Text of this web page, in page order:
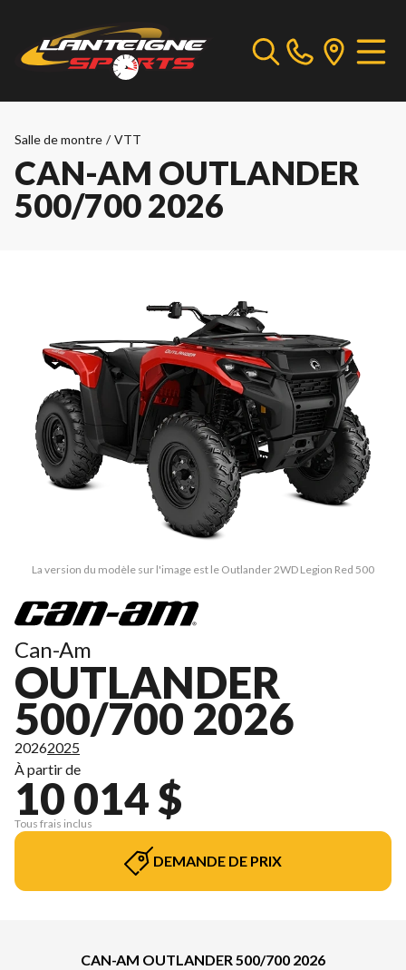
Salle de montre / VTT
CAN-AM OUTLANDER
500/700 2026
La version du modèle sur l'image est le Outlander 2WD Legion Red 500
Can-Am
OUTLANDER
500/700 2026
20262025
À partir de
10 014 $
Tous frais inclus
DEMANDE DE PRIX
CAN-AM OUTLANDER 500/700 2026